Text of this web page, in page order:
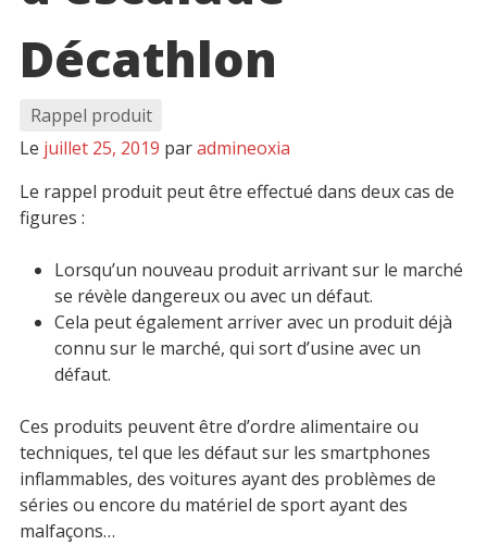
Décathlon
Rappel produit
Le juillet 25, 2019 paradmineoxia
Le rappel produit peut être effectué dans deux cas de
figures :
Lorsqu’un nouveau produit arrivant sur le marché
se révèle dangereux ou avec un défaut.
Cela peut également arriver avec un produit déjà
connu sur le marché, qui sort d’usine avec un
défaut.
Ces produits peuvent être d’ordre alimentaire ou
techniques, tel que les défaut sur les smartphones
inflammables, des voitures ayant des problèmes de
séries ou encore du matériel de sport ayant des
malfaçons…